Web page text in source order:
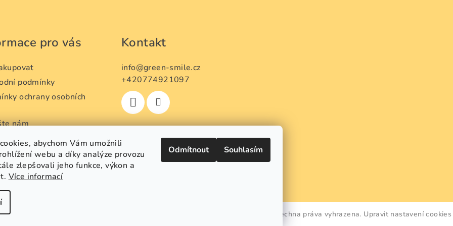
abychom Vám umožnili
webu a díky analýze provozu
zlepšovali jeho funkce, výkon a
Více informací
Odmítnout Souhlasím
pro vás
podmínky
ochrany osobních
nám
od smlouvy a
zboží
Kontakt
info@green-smile.cz
+420774921097
. Všechna práva vyhrazena. Upravit nastavení cookies